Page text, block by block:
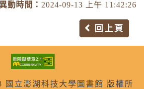
動時間： 2024-09-13 上午 11:42:26
回上頁
立澎湖科技大學圖書館 版權所